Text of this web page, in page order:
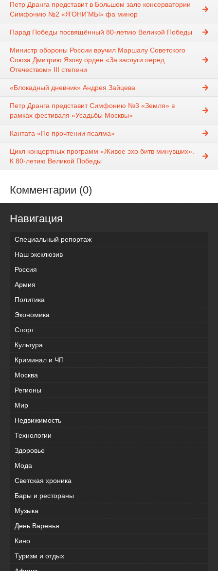
Петр Дранга представит в Большом зале консерватории
Симфонию №2 «Я’ОНИ’МЫ» фа минор
Парад Победы посвящённый 80-летию Великой Победы
Министр обороны России вручил Маршалу Советского
Союза Дмитрию Язову орден «За заслуги перед
Отечеством» III степени
«Блокадный дневник» Андрея Зайцева
Петр Дранга представит Симфонию №3 «Земля» в
рамках фестиваля «Усадьбы Москвы»
Кантата «По прочтении псалма»
Цикл концертных программ «Живое эхо битв минувших».
К 80-летию Великой Победы
Комментарии (0)
Навигация
Специальный репортаж
Наш эксклюзив
Россия
Армия
Политика
Экономика
Спорт
Культура
Криминал и ЧП
Москва
Регионы
Мир
Недвижимость
Технологии
Здоровье
Мода
Светская хроника
Бары и рестораны
Музыка
День Варенья
Кино
Туризм и отдых